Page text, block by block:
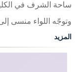
ساحة الشرف في
وتوجّه اللواء منسى
المزيد